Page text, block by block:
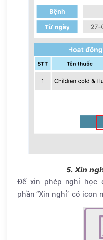
5. Xin
Để xin phép nghỉ học
phần “Xin nghỉ” có icon